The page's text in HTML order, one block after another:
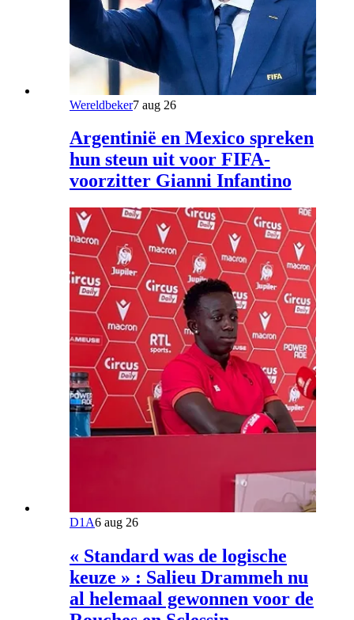
Wereldbeker7 aug 26
Argentinië en Mexico spreken
hun steun uit voor FIFA-
voorzitter Gianni Infantino
D1A6 aug 26
« Standard was de logische
keuze » : Salieu Drammeh nu
al helemaal gewonnen voor de